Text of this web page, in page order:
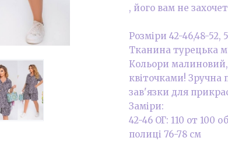
, його вам не
Розміри 42-46,48-52,
Тканина турецька
Кольори
квіточками!
зав'язки для
Заміри:
42-46 ОГ: 110 от 100
полиці 76-78 см